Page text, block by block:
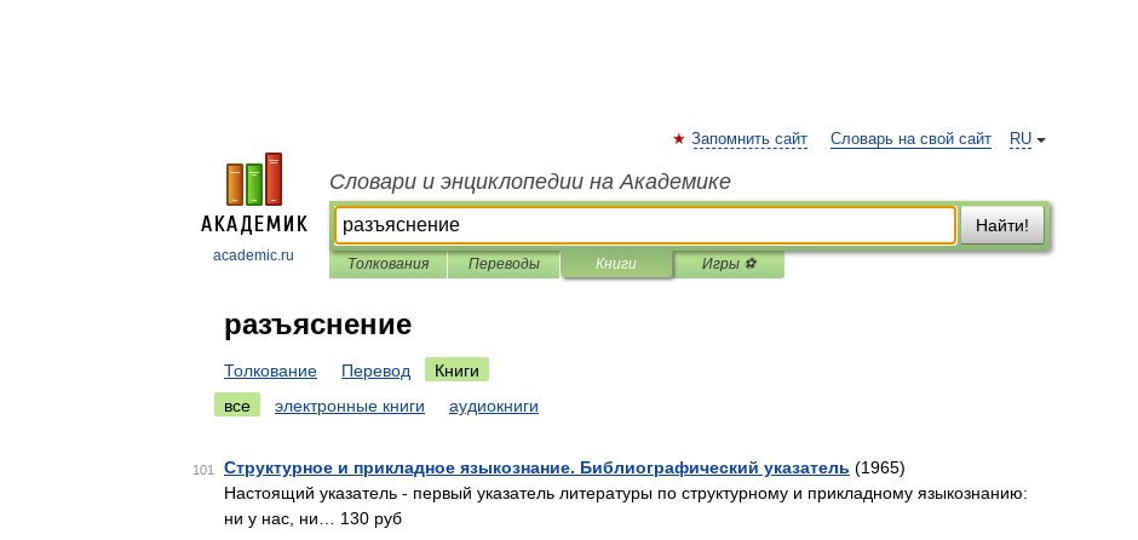
academic.ru
RU
Запомнить сайт Словарь на свой сайт
Словари и энциклопедии на Академике
Найти!
Толкования Переводы Книги Игры ⚽
разъяснение
Толкование Перевод
Книги
все
электронные книги аудиокниги
101 Структурное и прикладное языкознание. Библиографический указатель (1965)
Настоящий указатель - первый указатель литературы по структур­ному и прикладному языкознанию:
ни у нас, ни… 130 руб